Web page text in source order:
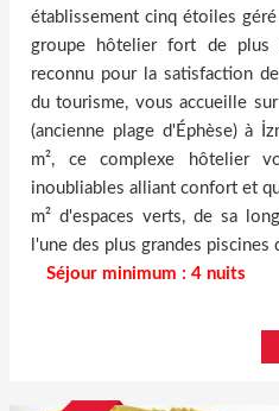
établissement cinq étoiles
groupe hôtelier fort de plus
reconnu pour la satisfaction
du tourisme, vous accueille
(ancienne plage d'Éphèse) à
m², ce complexe hôtelier
inoubliables alliant confort et
m² d'espaces verts, de sa
l'une des plus grandes piscines
Séjour minimum : 4 nuits